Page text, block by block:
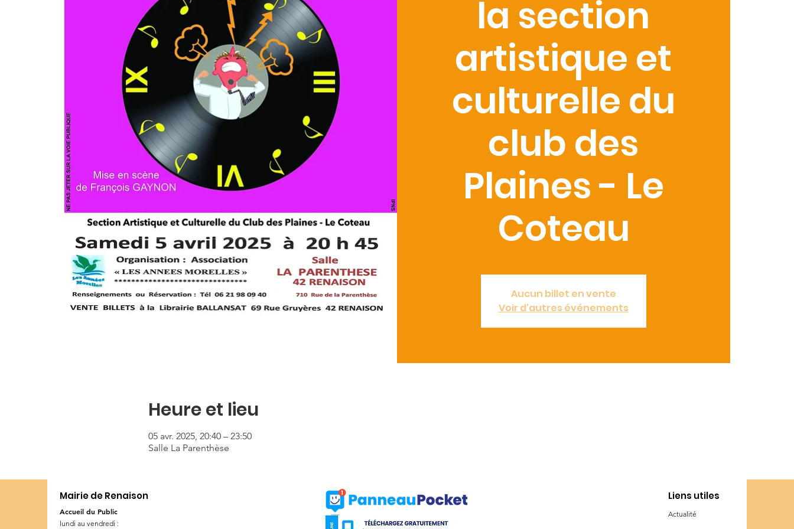
la section
artistique et
culturelle du
club des
Plaines - Le
Coteau
Aucun billet en vente
Voir d'autres événements
Heure et lieu
05 avr. 2025, 20:40 – 23:50
Salle La Parenthèse
Mairie de Renaison
Accueil du Public
lundi au vendredi :
Liens utiles
Actualité